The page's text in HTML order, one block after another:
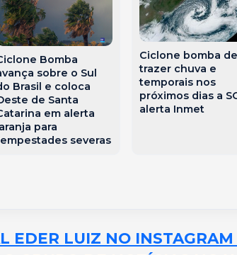
Bomba
sobre o Sul
Brasil e coloca
de Santa
em alerta
para
severas
Ciclone bomba
trazer chuva e
temporais nos
próximos dias a
alerta Inmet
EDER LUIZ NO